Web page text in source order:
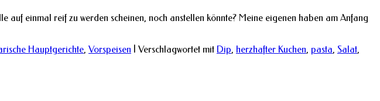
einmal reif zu werden scheinen, noch anstellen könnte? Meine eigenen haben am Anfang
Hauptgerichte, Vorspeisen Verschlagwortet mit Dip, herzhafter Kuchen, pasta, Salat,